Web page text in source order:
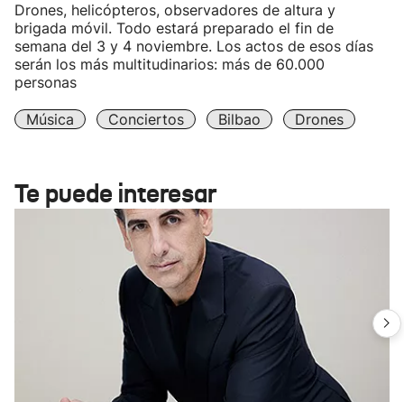
Drones, helicópteros, observadores de altura y
brigada móvil. Todo estará preparado el fin de
semana del 3 y 4 noviembre. Los actos de esos días
serán los más multitudinarios: más de 60.000
personas
Música Conciertos Bilbao Drones
Te puede interesar